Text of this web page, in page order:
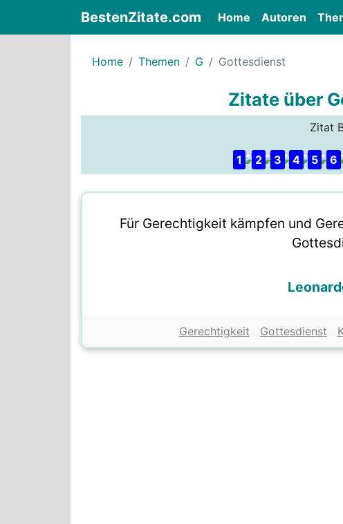
BestenZitate.com Home (current)
Autoren
Home Themen G Gottesdienst
Zitate über
Zitat
1 2 3 4 5 6
Für Gerechtigkeit kämpfen und
Gerechtigkeit Gottesdienst